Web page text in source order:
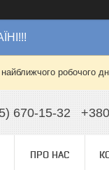
робочого
670-15-32
ПРО НАС